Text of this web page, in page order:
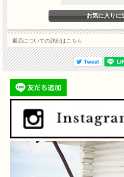
返品についての詳細はこちら